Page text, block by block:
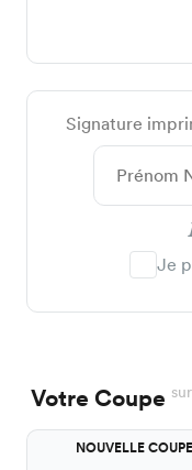
Signature
Je
Votre Coupe
NOUVELLE COUPE